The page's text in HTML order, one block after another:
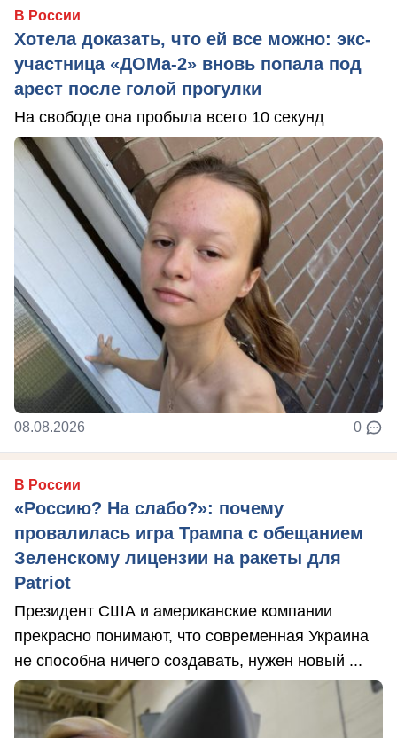
В России
Хотела доказать, что ей все можно: экс-
участница «ДОМа-2» вновь попала под
арест после голой прогулки
На свободе она пробыла всего 10 секунд
08.08.2026 0
В России
«Россию? На слабо?»: почему
провалилась игра Трампа с обещанием
Зеленскому лицензии на ракеты для
Patriot
Президент США и американские компании
прекрасно понимают, что современная Украина
не способна ничего создавать, нужен новый ...